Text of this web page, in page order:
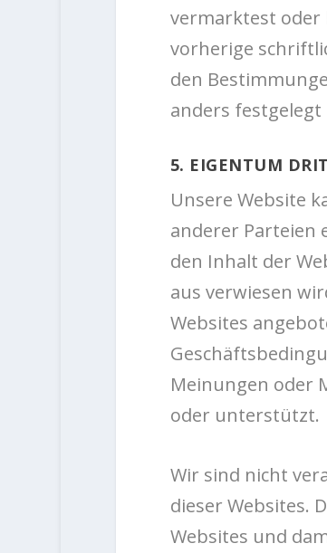
vermarktest oder
vorherige
den
anders festgelegt
5. EIGENTUM
Unsere Website
anderer Parteien
den Inhalt der
aus verwiesen
Websites
Meinungen oder
oder unterstützt.
Wir sind nicht
dieser Websites.
Websites und